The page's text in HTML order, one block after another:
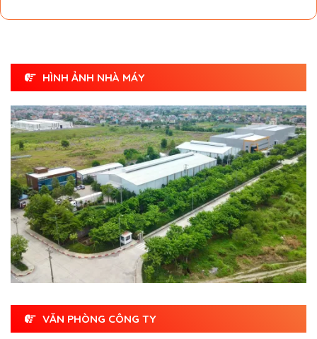
HÌNH ẢNH NHÀ MÁY
VĂN PHÒNG CÔNG TY